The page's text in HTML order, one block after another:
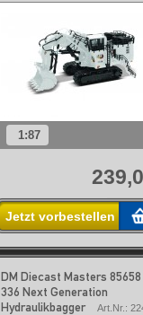
1:87
Jetzt vorbestellen
DM Diecast Masters
336 Next Generation
Hydraulikbagger
Art.Nr.: